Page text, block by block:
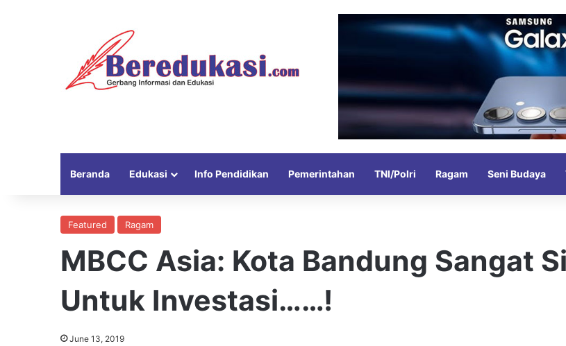
Beranda Edukasi Info Pendidikan Pemerintahan TNI/Polri Ragam Seni Budaya
Featured Ragam
MBCC Asia: Kota Bandung Sangat
Untuk Investasi……!
June 13, 2019